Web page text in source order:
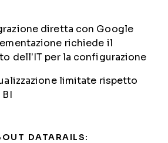
diretta con Google
richiede il
dell’IT per la configurazione
limitate rispetto
DATARAILS: